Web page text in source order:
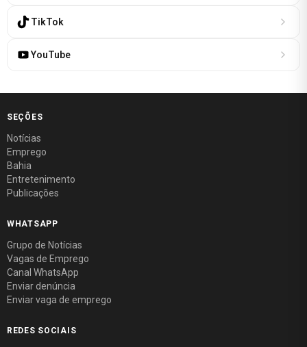
TikTok
YouTube
SEÇÕES
Notícias
Emprego
Bahia
Entretenimento
Publicações
WHATSAPP
Grupo de Notícias
Vagas de Emprego
Canal WhatsApp
Enviar denúncia
Enviar vaga de emprego
REDES SOCIAIS